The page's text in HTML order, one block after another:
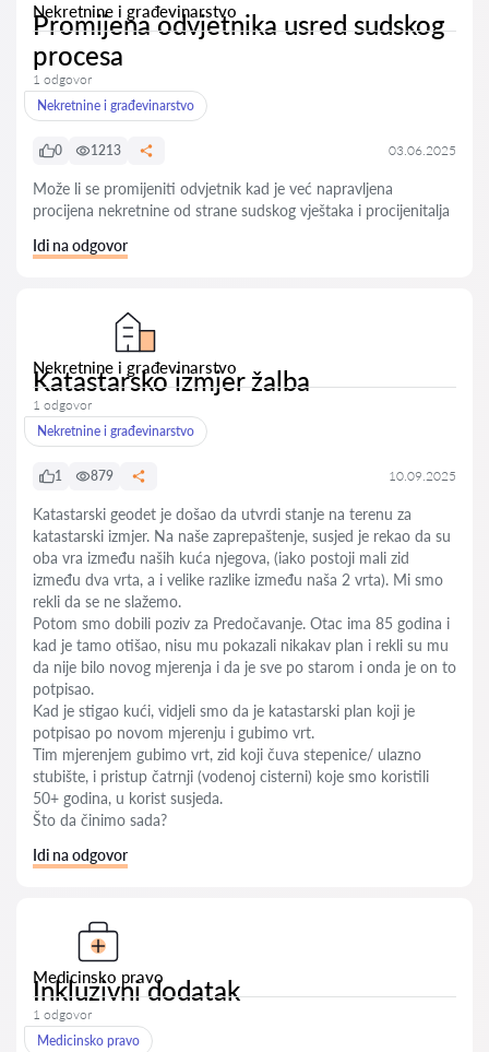
Nekretnine i građevinarstvo
Promijena odvjetnika usred sudskog
procesa
1 odgovor
Nekretnine i građevinarstvo
0 1213 03.06.2025
Može li se promijeniti odvjetnik kad je već napravljena
procijena nekretnine od strane sudskog vještaka i procijenitalja
Idi na odgovor
Nekretnine i građevinarstvo
Katastarsko izmjer žalba
1 odgovor
Nekretnine i građevinarstvo
1 879 10.09.2025
Katastarski geodet je došao da utvrdi stanje na terenu za
katastarski izmjer. Na naše zaprepaštenje, susjed je rekao da su
oba vra između naših kuća njegova, (iako postoji mali zid
između dva vrta, a i velike razlike između naša 2 vrta). Mi smo
rekli da se ne slažemo.
Potom smo dobili poziv za Predočavanje. Otac ima 85 godina i
kad je tamo otišao, nisu mu pokazali nikakav plan i rekli su mu
da nije bilo novog mjerenja i da je sve po starom i onda je on to
potpisao.
Kad je stigao kući, vidjeli smo da je katastarski plan koji je
potpisao po novom mjerenju i gubimo vrt.
Tim mjerenjem gubimo vrt, zid koji čuva stepenice/ ulazno
stubište, i pristup čatrnji (vodenoj cisterni) koje smo koristili
50+ godina, u korist susjeda.
Što da činimo sada?
Idi na odgovor
Medicinsko pravo
Inkluzivni dodatak
1 odgovor
Medicinsko pravo